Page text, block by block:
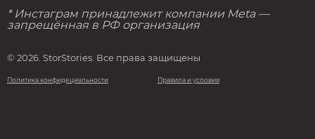
* Инстаграм принадлежит компании Meta —
запрещённая в РФ организация
© 2026. StorStories. Все права защищены
Политика конфидециальности Правила и условия